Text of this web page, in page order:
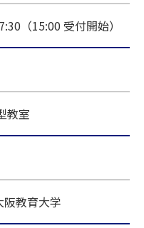
（15:00 受付開始）
教室
阪教育大学